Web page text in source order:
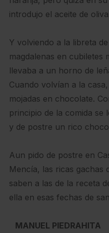
introdujo el aceite de
Y volviendo a la libreta
magdalenas en cubiletes
llevaba a un horno de
Cuando volvían a la
mojadas en chocolate.
principio de la comida se
y de postre un rico
Aun pido de postre en
Mencía, las ricas gachas
saben a las de la receta
ella en esas fechas de
MANUEL PIEDRAHITA